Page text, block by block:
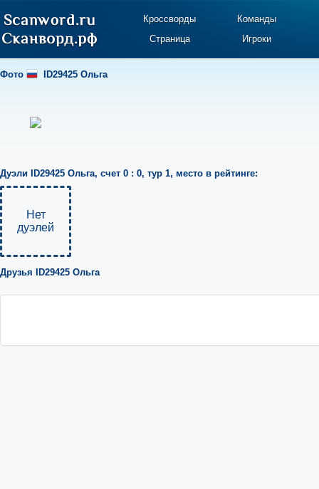
Кроссворды
Команды
Страница
Игроки
Фото ID29425 Ольга
Дуэли ID29425 Ольга, счет 0 : 0, тур 1, место в рейтинге:
Нет
дуэлей
Друзья ID29425 Ольга